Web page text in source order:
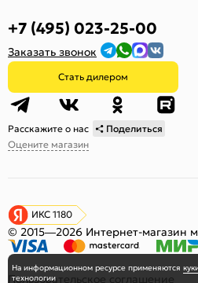
+7 (495) 023-25-00
Заказать звонок
Стать дилером
Расскажите о нас
Поделиться
Оцените магазин
ИКС 1180
© 2015—2026 Интернет-магазин
Пользовательское соглашение
На информационном ресурсе применяются
технологии